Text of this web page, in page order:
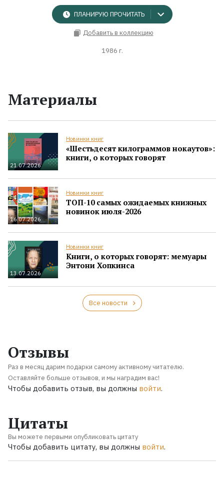
ПЛАНИРУЮ ПРОЧИТАТЬ
Добавить в коллекцию
1986 г.
Материалы
21.07.2026
Новинки книг
«Шестьдесят килограммов нокаутов»:
книги, о которых говорят
16.07.2026
Новинки книг
ТОП-10 самых ожидаемых книжных
новинок июля-2026
13.07.2026
Новинки книг
Книги, о которых говорят: мемуары
Энтони Хопкинса
Все новости
Отзывы
Раз в месяц дарим подарки самому активному читателю.
Оставляйте больше отзывов, и мы наградим вас!
Чтобы добавить отзыв, вы должны войти.
Цитаты
Вы можете первыми опубликовать цитату
Чтобы добавить цитату, вы должны войти.